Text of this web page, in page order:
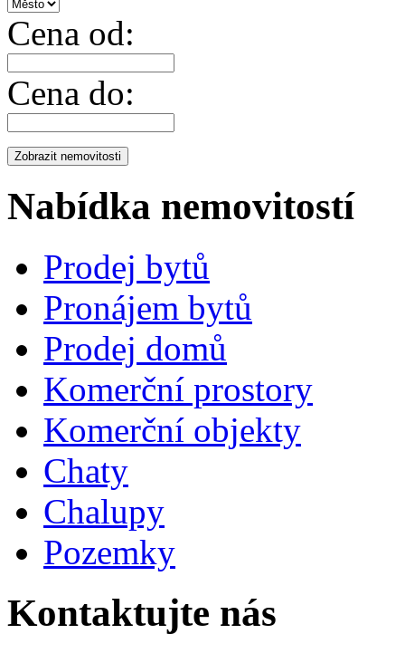
Cena od:
Cena do:
Nabídka nemovitostí
Prodej bytů
Pronájem bytů
Prodej domů
Komerční prostory
Komerční objekty
Chaty
Chalupy
Pozemky
Kontaktujte nás